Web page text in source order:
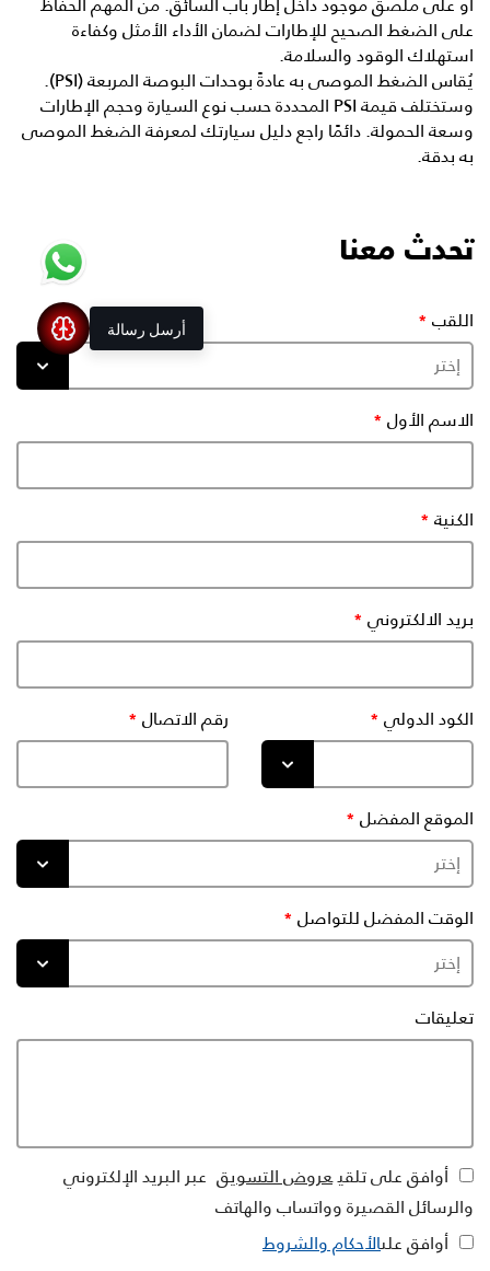
على الضغط الصحيح للإطارات لضمان الأداء الأمثل وكفاءة
استهلاك الوقود والسلامة.
يُقاس الضغط الموصى به عادةً بوحدات البوصة المربعة (PSI).
وستختلف قيمة PSI المحددة حسب نوع السيارة وحجم الإطارات
وسعة الحمولة. دائمًا راجع دليل سيارتك لمعرفة الضغط الموصى
به بدقة.
تحدث معنا
اللقب
الاسم الأول
الكنية
بريد الالكتروني
الكود الدولي رقم الاتصال
الموقع المفضل
الوقت المفضل للتواصل
تعليقات
أوافق على تلقي عروض التسويق عبر البريد الإلكتروني
والرسائل القصيرة وواتساب والهاتف
أوافق علىالأحكام والشروط
أرسل رسالة